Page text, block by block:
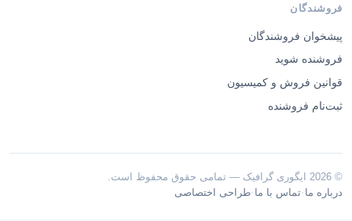
فروشندگان
پیشخوان فروشندگان
فروشنده شوید
قوانین فروش و کمیسیون
ثبت‌نام فروشنده
© 2026 ایگوری گرافیک — تمامی حقوق محفوظ است.
درباره ما ·تماس با ما ·طراحی اختصاصی